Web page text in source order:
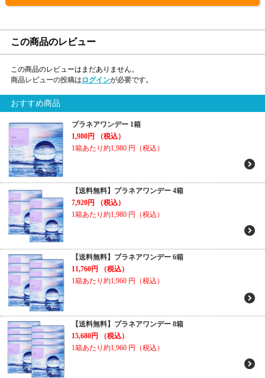
この商品のレビュー
この商品のレビューはまだありません。
商品レビューの投稿はログインが必要です。
おすすめ商品
プラネアワンデー 1箱
1,980円
（税込）
1箱あたり約1,980 円（税込）
【送料無料】プラネアワンデー 4箱
7,920円
（税込）
1箱あたり約1,980 円（税込）
【送料無料】プラネアワンデー 6箱
11,760円
（税込）
1箱あたり約1,960 円（税込）
【送料無料】プラネアワンデー 8箱
15,680円
（税込）
1箱あたり約1,960 円（税込）